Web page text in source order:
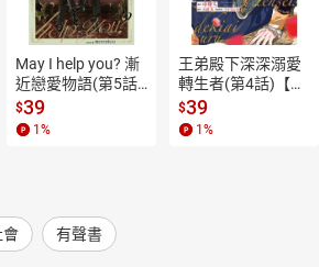
朗讀：全正文（Lian Suqluman）
投縣人。台中師範專科學校體育組、國立台
、國立暨南大學教育政策及行政學研究
教師、國民中學組長、主任、校長；2022
退休。1997～2000年擔任教育部布農語鄉
委員及閱卷委員；並負責族語E樂園【族語
族語】、【空中族語教室】、【新九階教
學習詞表】等單元之撰稿、錄音錄影工
May I help you? 漸
近戀愛物語(第5話)
【電子書】
$39
1 %
王弟殿下深深溺愛
轉生者(第4話)【電
子書】
$39
1 %
會 有聲書